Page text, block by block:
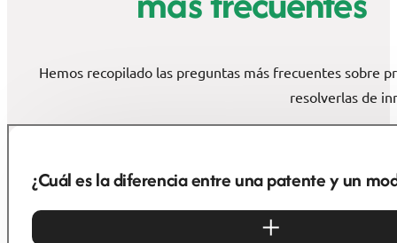
Hemos recopilado las preguntas más frecuentes sobre
resolverlas de
¿Cuál es la diferencia entre una patente y un